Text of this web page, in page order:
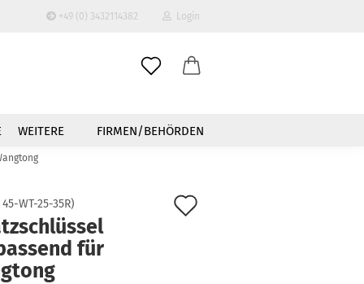
+49 (0) 3432114382 Login
erstellen
vergessen?
FIRMEN/BEHÖRDEN
WEITERE
45-WT-25-35R)
für